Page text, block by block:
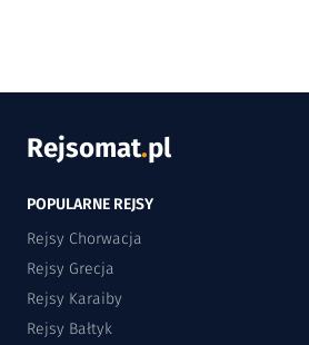
Rejsomat.pl
POPULARNE REJSY
Rejsy Chorwacja
Rejsy Grecja
Rejsy Karaiby
Rejsy Bałtyk